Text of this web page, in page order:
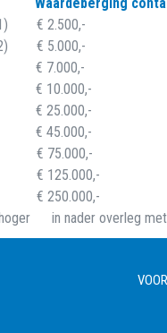
1 (S1) €
2 (S2) €
0 € 7.000,-
I € 10.000,-
II € 25.000,-
III € 45.000,-
IV € 75.000,-
V € 125.000,-
VI € 250.000,-
hoger in nader overleg